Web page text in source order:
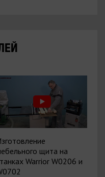
щита на
Warrior W0206 и